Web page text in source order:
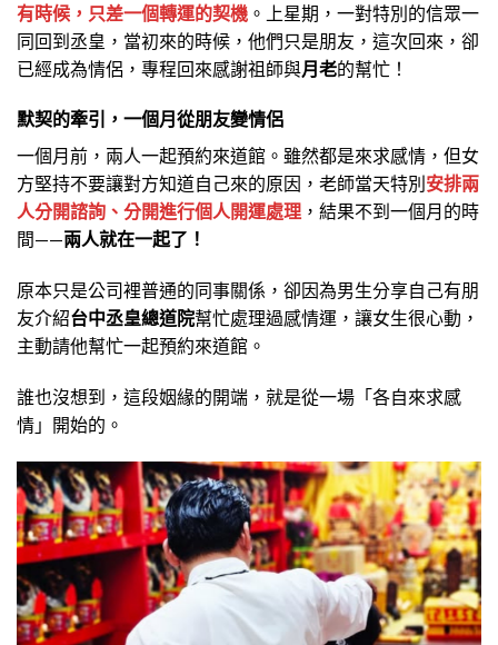
有時候，只差一個轉運的契機 。
上星期，一對特別的信眾一
同回到丞皇，當初來的時候，他們只是朋友，這次回來，卻
已經成為情侶，專程回來感謝祖師與月老的幫忙！
默契的牽引，一個月從朋友變情侶
一個月前，兩人一起預約來道館。雖然都是來求感情，但女
方堅持不要讓對方知道自己來的原因，老師當天特別 安排兩
人分開諮詢、分開進行個人開運處理 ， 結果不到一個月的時
間——兩人就在一起了！
原本只是公司裡普通的同事關係，卻因為男生分享自己有朋
友介紹台中丞皇總道院幫忙處理過感情運，讓女生很心動，
主動請他幫忙一起預約來道館。
誰也沒想到，這段姻緣的開端，就是從一場「各自來求感
情」開始的。